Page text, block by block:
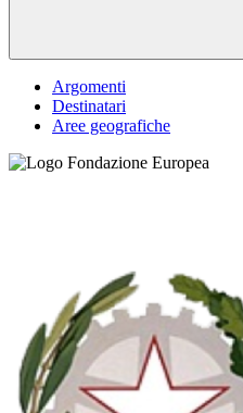
Argomenti
Destinatari
Aree geografiche